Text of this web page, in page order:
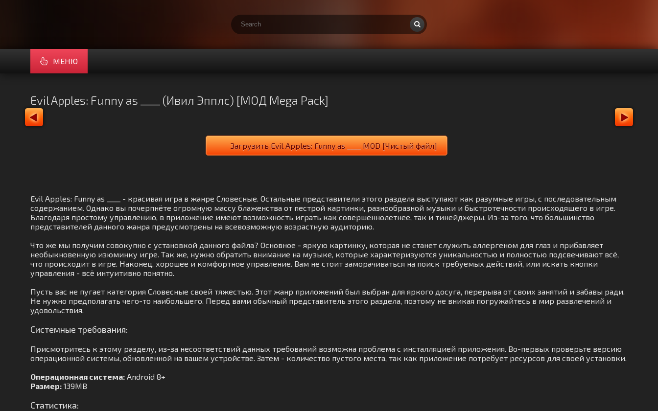
МЕНЮ
Evil Apples: Funny as ____ (Ивил Эпплс) [МОД Mega Pack]
Загрузить Evil Apples: Funny as ____ MOD [Чистый файл]
Evil Apples: Funny as ____ - красивая игра в жанре Словесные. Остальные представители этого раздела выступают как разумные игры, с последовательным
содержанием. Однако вы почерпнёте огромную массу блаженства от пестрой картинки, разнообразной музыки и быстротечности происходящего в игре.
Благодаря простому управлению, в приложение имеют возможность играть как совершеннолетнее, так и тинейджеры. Из-за того, что большинство
представителей данного жанра предусмотрены на всевозможную возрастную аудиторию.
Что же мы получим совокупно с установкой данного файла? Основное - яркую картинку, которая не станет служить аллергеном для глаз и прибавляет
необыкновенную изюминку игре. Так же, нужно обратить внимание на музыке, которые характеризуются уникальностью и полностью подсвечивают всё,
что происходит в игре. Наконец, хорошее и комфортное управление. Вам не стоит заморачиваться на поиск требуемых действий, или искать кнопки
управления - всё интуитивно понятно.
Пусть вас не пугает категория Словесные своей тяжестью. Этот жанр приложений был выбран для яркого досуга, перерыва от своих занятий и забавы ради.
Не нужно предполагать чего-то наибольшего. Перед вами обычный представитель этого раздела, поэтому не вникая погружайтесь в мир развлечений и
удовольствия.
Системные требования:
Присмотритесь к этому разделу, из-за несоответствий данных требований возможна проблема с инсталляцией приложения. Во-первых проверьте версию
операционной системы, обновленной на вашем устройстве. Затем - количество пустого места, так как приложение потребует ресурсов для своей установки.
Операционная система: Android 8+
Размер: 139MB
Статистика: